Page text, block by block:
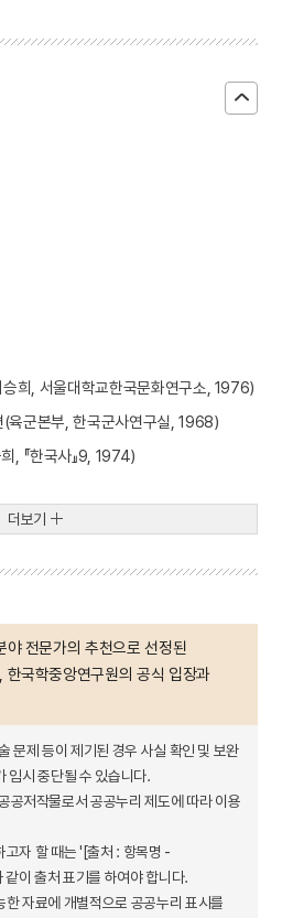
승희, 서울대학교한국문화연구소, 1976)
(육군본부, 한국군사연구실, 1968)
, 『한국사』9, 1974)
더보기
야 전문가의 추천으로 선정된
한국학중앙연구원의 공식 입장과
문제 등이 제기된 경우 사실 확인 및 보완
임시 중단될 수 있습니다.
공저작물로서 공공누리 제도에 따라 이용
고자 할 때는 '[출처 : 항목명 -
이 출처 표기를 하여야 합니다.
한 자료에 개별적으로 공공누리 표시를